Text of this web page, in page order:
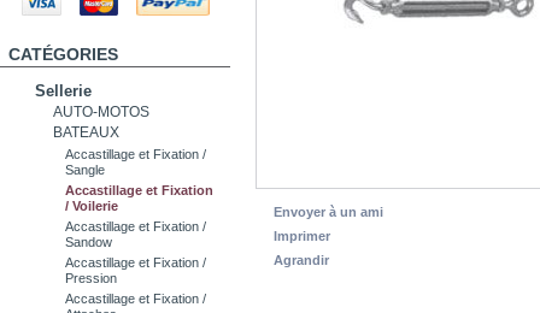
CATÉGORIES
Sellerie
AUTO-MOTOS
BATEAUX
Accastillage et Fixation /
Sangle
Accastillage et Fixation
/ Voilerie
Accastillage et Fixation /
Sandow
Accastillage et Fixation /
Pression
Accastillage et Fixation /
Envoyer à un ami
Imprimer
Agrandir